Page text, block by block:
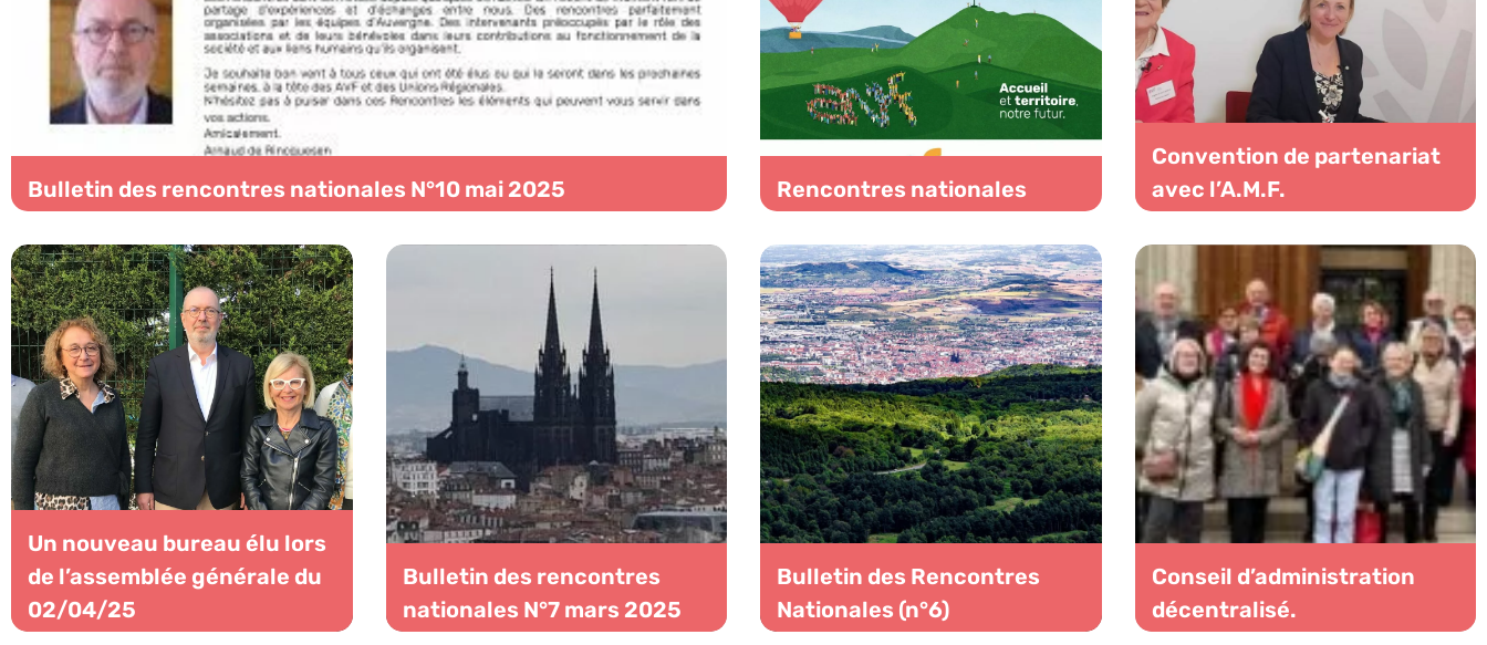
Bulletin des rencontres nationales N°10 mai 2025 Rencontres nationales
Convention de partenariat
avec l’A.M.F.
Un nouveau bureau élu lors
de l’assemblée générale du
02/04/25
Bulletin des rencontres
nationales N°7 mars 2025
Bulletin des Rencontres
Nationales (n°6)
Conseil d’administration
décentralisé.